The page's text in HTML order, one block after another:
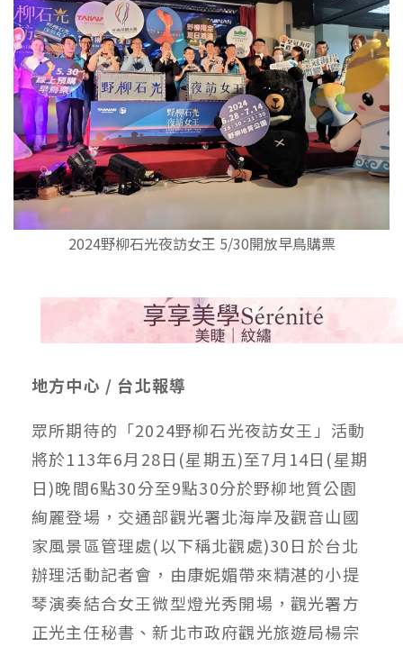
2024野柳石光夜訪女王 5/30開放早鳥購票
地方中心 / 台北報導
眾所期待的「2024野柳石光夜訪女王」活動
將於113年6月28日(星期五)至7月14日(星期
日)晚間6點30分至9點30分於野柳地質公園
絢麗登場，交通部觀光署北海岸及觀音山國
家風景區管理處(以下稱北觀處)30日於台北
辦理活動記者會，由康妮媚帶來精湛的小提
琴演奏結合女王微型燈光秀開場，觀光署方
正光主任秘書、新北市政府觀光旅遊局楊宗